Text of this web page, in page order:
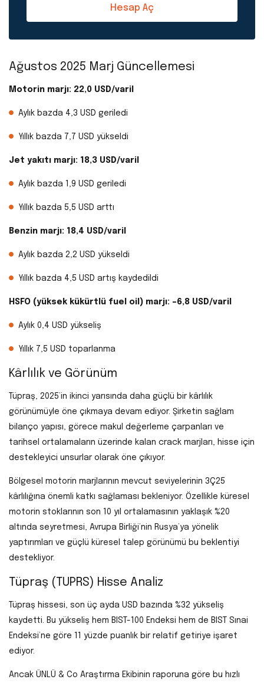
Hesap Aç
Ağustos 2025 Marj Güncellemesi
Motorin marjı: 22,0 USD/varil
Aylık bazda 4,3 USD geriledi
Yıllık bazda 7,7 USD yükseldi
Jet yakıtı marjı: 18,3 USD/varil
Aylık bazda 1,9 USD geriledi
Yıllık bazda 5,5 USD arttı
Benzin marjı: 18,4 USD/varil
Aylık bazda 2,2 USD yükseldi
Yıllık bazda 4,5 USD artış kaydedildi
HSFO (yüksek kükürtlü fuel oil) marjı: –6,8 USD/varil
Aylık 0,4 USD yükseliş
Yıllık 7,5 USD toparlanma
Kârlılık ve Görünüm
Tüpraş, 2025’in ikinci yarısında daha güçlü bir kârlılık
görünümüyle öne çıkmaya devam ediyor. Şirketin sağlam
bilanço yapısı, görece makul değerleme çarpanları ve
tarihsel ortalamaların üzerinde kalan crack marjları, hisse için
destekleyici unsurlar olarak öne çıkıyor.
Bölgesel motorin marjlarının mevcut seviyelerinin 3Ç25
kârlılığına önemli katkı sağlaması bekleniyor. Özellikle küresel
motorin stoklarının son 10 yıl ortalamasının yaklaşık %20
altında seyretmesi, Avrupa Birliği’nin Rusya’ya yönelik
yaptırımları ve güçlü küresel talep görünümü bu beklentiyi
destekliyor.
Tüpraş (TUPRS) Hisse Analiz
Tüpraş hissesi, son üç ayda USD bazında %32 yükseliş
kaydetti. Bu yükseliş hem BIST-100 Endeksi hem de BIST Sınai
Endeksi’ne göre 11 yüzde puanlık bir relatif getiriye işaret
ediyor.
Ancak ÜNLÜ & Co Araştırma Ekibinin raporuna göre bu hızlı